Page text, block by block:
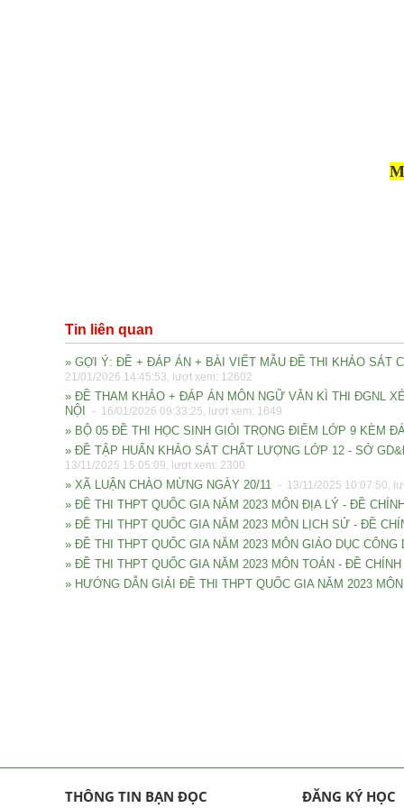
Tin liên quan
» GỢI Ý: ĐỀ + ĐÁP ÁN + BÀI VIẾT MẪU ĐỀ THI KHẢO SÁT
21/01/2026 14:45:53, lượt xem: 12602
» ĐỀ THAM KHẢO + ĐÁP ÁN MÔN NGỮ VĂN KÌ THI ĐGNL
NỘI
- 16/01/2026 09:33:25, lượt xem: 1649
» BỘ 05 ĐỀ THI HỌC SINH GIỎI TRỌNG ĐIỂM LỚP 9 KÈM
» ĐỀ TẬP HUẤN KHẢO SÁT CHẤT LƯỢNG LỚP 12 - SỞ
13/11/2025 15:05:09, lượt xem: 2300
» XÃ LUẬN CHÀO MỪNG NGÀY 20/11 - 13/11/2025 10:07:50,
» ĐỀ THI THPT QUỐC GIA NĂM 2023 MÔN ĐỊA LÝ - ĐỀ
» ĐỀ THI THPT QUỐC GIA NĂM 2023 MÔN LỊCH SỬ - ĐỀ
» ĐỀ THI THPT QUỐC GIA NĂM 2023 MÔN GIÁO DỤC
» ĐỀ THI THPT QUỐC GIA NĂM 2023 MÔN TOÁN - ĐỀ
» HƯỚNG DẪN GIẢI ĐỀ THI THPT QUỐC GIA NĂM 2023
THÔNG TIN BẠN ĐỌC ĐĂNG KÝ HỌC